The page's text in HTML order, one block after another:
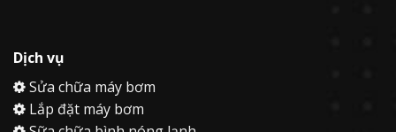
Dịch vụ
Sửa chữa máy bơm
Lắp đặt máy bơm